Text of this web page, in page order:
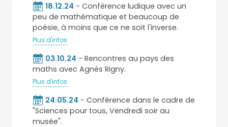
18.12.24 - Conférence ludique avec un
peu de mathématique et beaucoup de
poésie, à moins que ce ne soit l'inverse.
Plus d'infos
03.10.24 - Rencontres au pays des
maths avec Agnès Rigny.
Plus d'infos
24.05.24 - Conférence dans le cadre de
"Sciences pour tous, Vendredi soir au
musée".